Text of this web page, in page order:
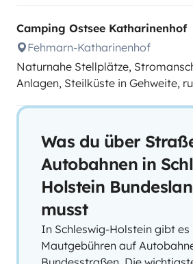
Camping Ostsee Katharinenhof
Fehmarn-Katharinenhof
Naturnahe Stellplätze,
Anlagen, Steilküste in Gehweite,
Was du über
Autobahnen in
Holstein
musst
In Schleswig-Holstein gibt es
Mautgebühren auf